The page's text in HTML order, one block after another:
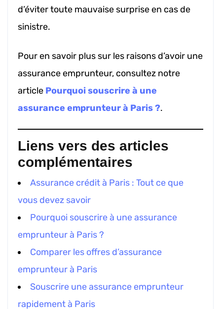
d’éviter toute mauvaise surprise en cas de
sinistre.
Pour en savoir plus sur les raisons d’avoir une
assurance emprunteur, consultez notre
article Pourquoi souscrire à une
assurance emprunteur à Paris ?.
Liens vers des articles
complémentaires
Assurance crédit à Paris : Tout ce que
vous devez savoir
Pourquoi souscrire à une assurance
emprunteur à Paris ?
Comparer les offres d’assurance
emprunteur à Paris
Souscrire une assurance emprunteur
rapidement à Paris